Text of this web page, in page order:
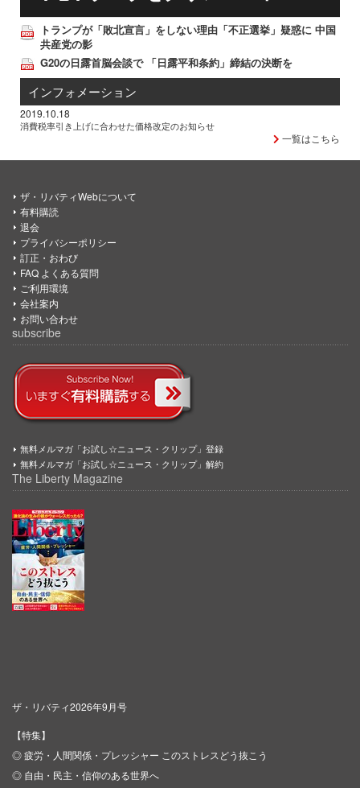
トランプが「敗北宣言」をしない理由「不正選挙」疑惑に 中国
共産党の影
G20の日露首脳会談で 「日露平和条約」締結の決断を
インフォメーション
2019.10.18
消費税率引き上げに合わせた価格改定のお知らせ
一覧はこちら
ザ・リバティWebについて
有料購読
退会
プライバシーポリシー
訂正・おわび
FAQ よくある質問
ご利用環境
会社案内
お問い合わせ
subscribe
無料メルマガ「お試し☆ニュース・クリップ」登録
無料メルマガ「お試し☆ニュース・クリップ」解約
The Liberty Magazine
ザ・リバティ2026年9月号
【特集】
◎ 疲労・人間関係・プレッシャー このストレスどう抜こう
◎ 自由・民主・信仰のある世界へ